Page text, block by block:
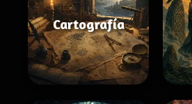
Cartografía